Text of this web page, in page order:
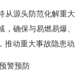
源头防范化解重大
，确保与易燃易爆
推动重大事故隐患动
预防